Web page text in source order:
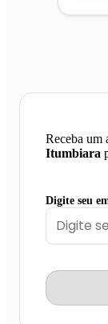
Receba um
Itumbiara
Digite seu